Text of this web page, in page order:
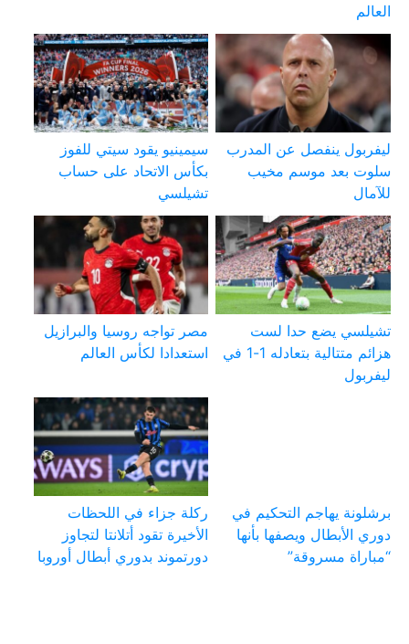
العالم
ليفربول ينفصل عن المدرب
سلوت بعد موسم مخيب
للآمال
سيمينيو يقود سيتي للفوز
بكأس الاتحاد على حساب
تشيلسي
تشيلسي يضع حدا لست
هزائم متتالية بتعادله 1-1 في
ليفربول
مصر تواجه روسيا والبرازيل
استعدادا لكأس العالم
برشلونة يهاجم التحكيم في
دوري الأبطال ويصفها بأنها
“مباراة مسروقة”
ركلة جزاء في اللحظات
الأخيرة تقود أتلانتا لتجاوز
دورتموند بدوري أبطال أوروبا